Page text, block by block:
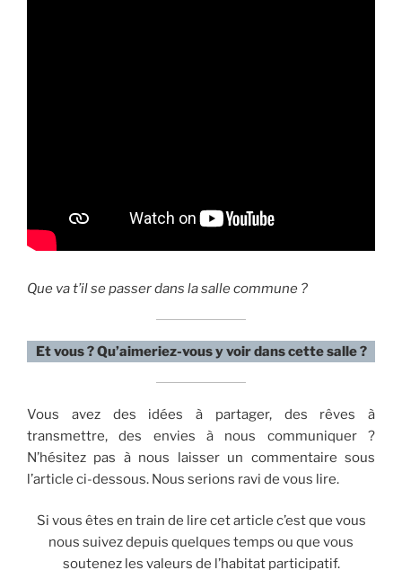
Que va t’il se passer dans la salle commune ?
Et vous ? Qu’aimeriez-vous y voir dans cette salle ?
Vous avez des idées à partager, des rêves à
transmettre, des envies à nous communiquer ?
N’hésitez pas à nous laisser un commentaire sous
l’article ci-dessous. Nous serions ravi de vous lire.
Si vous êtes en train de lire cet article c’est que vous
nous suivez depuis quelques temps ou que vous
soutenez les valeurs de l’habitat participatif.